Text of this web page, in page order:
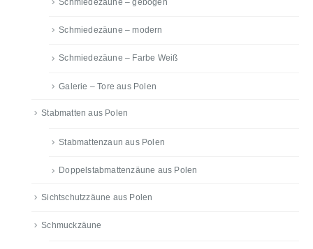
Schmiedezäune – modern
Schmiedezäune – Farbe Weiß
Galerie – Tore aus Polen
Stabmatten aus Polen
Stabmattenzaun aus Polen
Doppelstabmattenzäune aus Polen
Sichtschutzzäune aus Polen
Schmuckzäune